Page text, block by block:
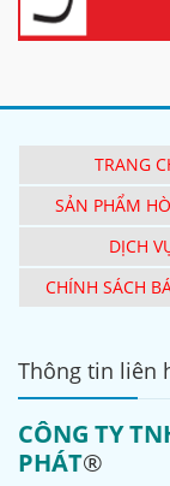
TRANG
SẢN PHẨM
DỊCH
CHÍNH SÁCH
Thông tin liên
CÔNG TY
PHÁT®